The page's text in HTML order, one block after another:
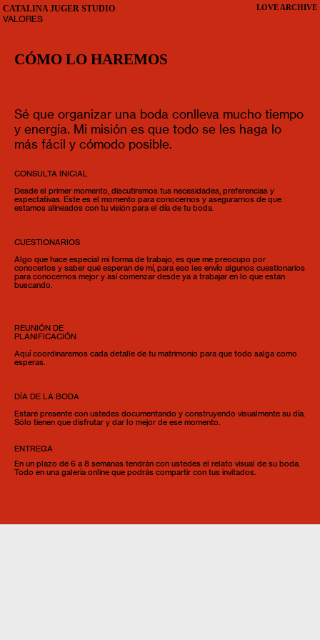
CATALINA JUGER STUDIO
VALORES
LOVE ARCHIVE
CÓMO LO HAREMOS
Sé que organizar una boda conlleva mucho tiempo
y energía. Mi misión es que todo se les haga lo
más fácil y cómodo posible.
CONSULTA INICIAL
Desde el primer momento, discutiremos tus necesidades, preferencias y
expectativas. Este es el momento para conocernos y asegurarnos de que
estamos alineados con tu visión para el día de tu boda.
CUESTIONARIOS
Algo que hace especial mi forma de trabajo, es que me preocupo por
conocerlos y saber qué esperan de mí, para eso les envío algunos cuestionarios
para conocernos mejor y así comenzar desde ya a trabajar en lo que están
buscando.
REUNIÓN DE
PLANIFICACIÓN
Aquí coordinaremos cada detalle de tu matrimonio para que todo salga como
esperas.
DÍA DE LA BODA
Estaré presente con ustedes documentando y construyendo visualmente su día.
Sólo tienen que disfrutar y dar lo mejor de ese momento.
ENTREGA
En un plazo de 6 a 8 semanas tendrán con ustedes el relato visual de su boda.
Todo en una galería online que podrás compartir con tus invitados.